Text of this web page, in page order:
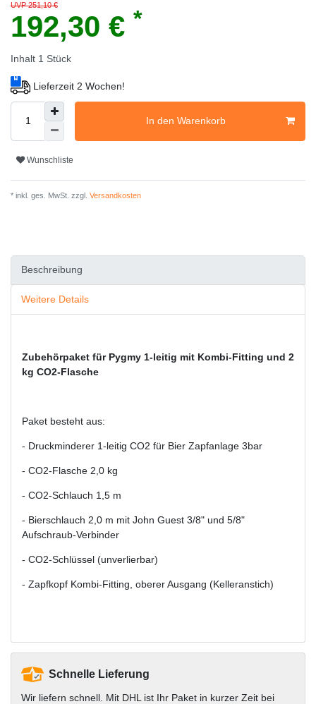
UVP 251,10 €
192,30 € *
Inhalt 1 Stück
Lieferzeit 2 Wochen!
In den Warenkorb
Wunschliste
* inkl. ges. MwSt. zzgl. Versandkosten
Beschreibung
Weitere Details
Zubehörpaket für Pygmy 1-leitig mit Kombi-Fitting und 2
kg CO2-Flasche
Paket besteht aus:
- Druckminderer 1-leitig CO2 für Bier Zapfanlage 3bar
- CO2-Flasche 2,0 kg
- CO2-Schlauch 1,5 m
- Bierschlauch 2,0 m mit John Guest 3/8" und 5/8"
Aufschraub-Verbinder
- CO2-Schlüssel (unverlierbar)
- Zapfkopf Kombi-Fitting, oberer Ausgang (Kelleranstich)
Schnelle Lieferung
Wir liefern schnell. Mit DHL ist Ihr Paket in kurzer Zeit bei